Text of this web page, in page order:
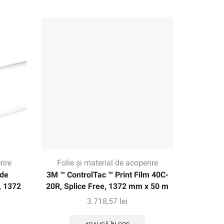
1372
Folie și material de acoperire
3M ™ ControlTac ™ Print Film 40C-
20R, Splice Free, 1372 mm x 50 m
3.718,57 lei